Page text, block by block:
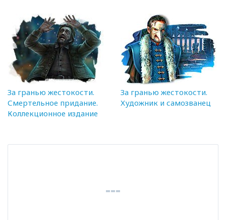
За гранью жестокости.
Смертельное придание.
Коллекционное издание
За гранью жестокости.
Художник и самозванец